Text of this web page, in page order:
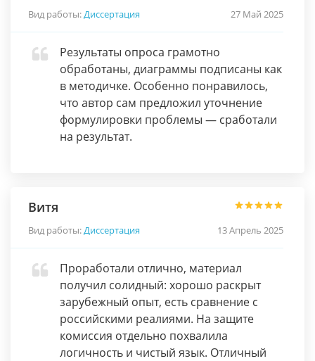
Вид работы:Диссертация 27 Май 2025
Результаты опроса грамотно
обработаны, диаграммы подписаны как
в методичке. Особенно понравилось,
что автор сам предложил уточнение
формулировки проблемы — сработали
на результат.
Витя
Вид работы:Диссертация 13 Апрель 2025
Проработали отлично, материал
получил солидный: хорошо раскрыт
зарубежный опыт, есть сравнение с
российскими реалиями. На защите
комиссия отдельно похвалила
логичность и чистый язык. Отличный